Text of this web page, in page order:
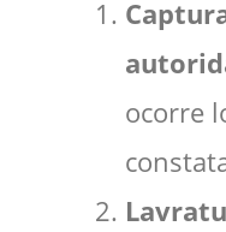
ocorre